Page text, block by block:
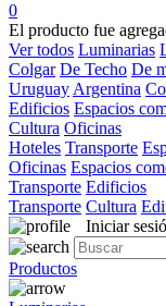
0
El producto fue
Ver todos Luminarias
Colgar De Techo De
Uruguay Argentina
Edificios Espacios
Cultura Oficinas
Hoteles Transporte
Oficinas Espacios
Transporte Edificios
Transporte Cultura
Iniciar
Productos